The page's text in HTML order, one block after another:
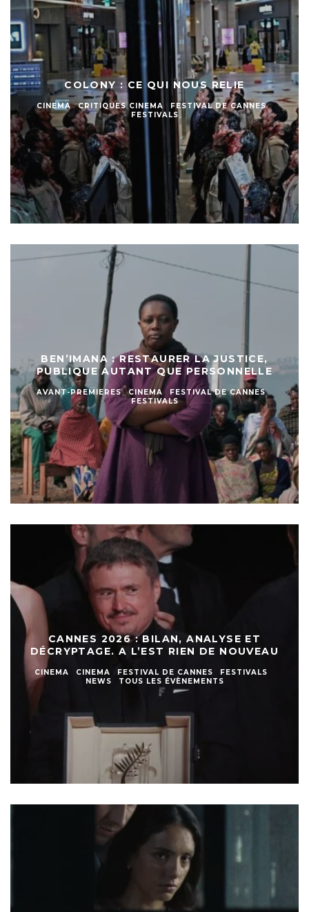
COLONY : CE QUI NOUS RELIE
CINEMA CRITIQUES CINEMA
FESTIVAL DE CANNES
FESTIVALS
BEN’IMANA : RESTAURER LA JUSTICE,
PUBLIQUE AUTANT QUE PERSONNELLE
AVANT-PREMIERES CINEMA
FESTIVAL DE CANNES
FESTIVALS
CANNES 2026 : BILAN, ANALYSE ET
DÉCRYPTAGE. A L’EST RIEN DE NOUVEAU
CINEMA CINEMA FESTIVAL DE CANNES
FESTIVALS
NEWS
TOUS LES ÉVÈNEMENTS